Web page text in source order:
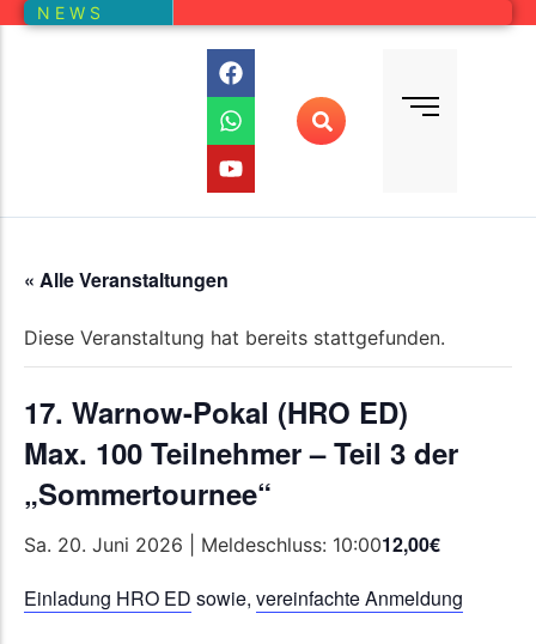
N E W S
Auswertung aller Wettbewerbe
« Alle Veranstaltungen
Diese Veranstaltung hat bereits stattgefunden.
17. Warnow-Pokal (HRO ED)
Max. 100 Teilnehmer – Teil 3 der
„Sommertournee“
Sa. 20. Juni 2026 | Meldeschluss: 10:0012,00€
Einladung HRO ED sowie, vereinfachte Anmeldung